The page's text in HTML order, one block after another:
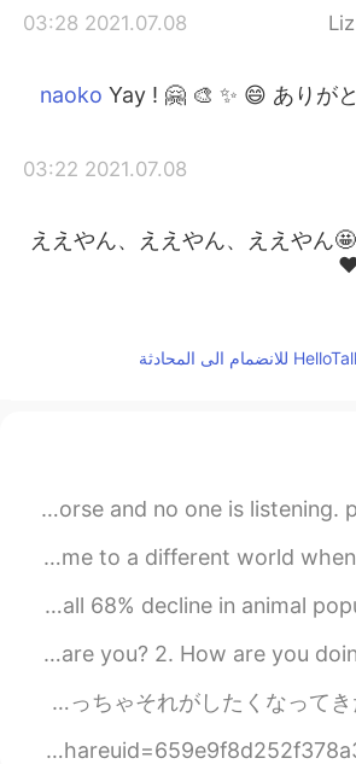
2021.07.08 03:28
Yay ! 🤗 🎨 ✨ 😄 ありが
2021.07.08 03:22
ええやん、ええやん、ええやん
hello friends!~ the situation is getting worse and worse and no
I love classical music 💞 it’s peaceful (⌒▽⌒) it takes me to a
Today I heard on the news that there has been an overall 68%
Basic ways to ask someone how they are doing: 1. How are you? 2.
昔夜中に友達とコンビニにいってから淀川に行ってた。チュウハイ飲みながら、チーズスティックとファミチキン食べながら、ずっと無駄話してて
我第一次唱歌 真的难听🙉 https://kg.qq.com/node/